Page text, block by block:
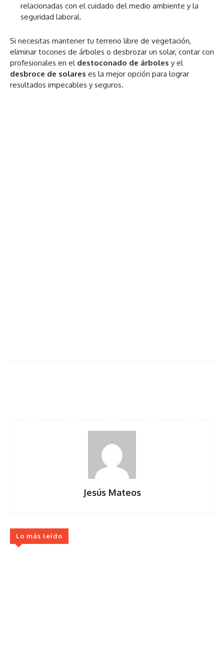
relacionadas con el cuidado del medio ambiente y la
seguridad laboral.
Si necesitas mantener tu terreno libre de vegetación,
eliminar tocones de árboles o desbrozar un solar, contar con
profesionales en el destoconado de árboles y el
desbroce de solares es la mejor opción para lograr
resultados impecables y seguros.
Jesús Mateos
Lo más leído